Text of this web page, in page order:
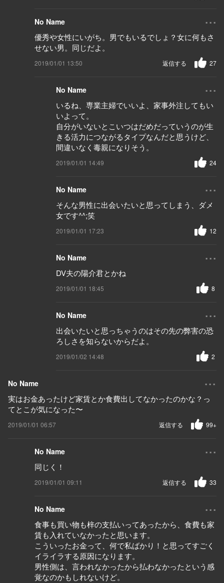
No Name ...
優秀や女性にいがち。男でもいるでしょ？女に何もさ
せない男。同じだよ。
2019/01/01 13:50 27
返信する
No Name ...
いるね、専業主婦でいいよ、家事外注してもい
いよって。
自分がいないとこいつはだめだっていうのが生
きる活力につながるタイプなんだと思うけど、
間違いなく毒親になりそう。
2019/01/01 14:49 24
No Name ...
そんな男性に出会いたいと思ってしまう、ダメ
女です^^;笑
2019/01/01 17:23 12
No Name ...
DV夫の陽介君とかね
2019/01/01 18:45 8
No Name ...
出会いたいと思っちゃうのはその先の弊害の恐
ろしさを知らないからだよ。
2019/01/02 14:48 2
No Name ...
実はお金あったけど家賃とか食費出してなかったのかな？っ
てとこが気になった〜
2019/01/01 06:57 99+
返信する
No Name ...
同じく！
2019/01/01 09:11 33
返信する
No Name ...
食事も買い物も梓の支払いってあったから、食費も家
賃も入れていなかったと思います。
こういったお金って、何で私ばかり！と思ってすごく
イライラする原因になります。
男性側は、言われなかったから払わなかったという感
覚なのかもしれないけど。